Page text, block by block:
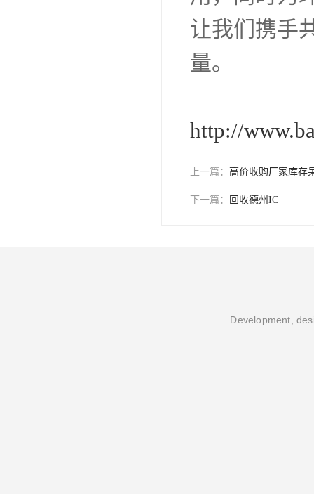
让我们携手
量。
http://
上一篇： 高价收购厂家库存
下一篇： 回收德州IC
Development,